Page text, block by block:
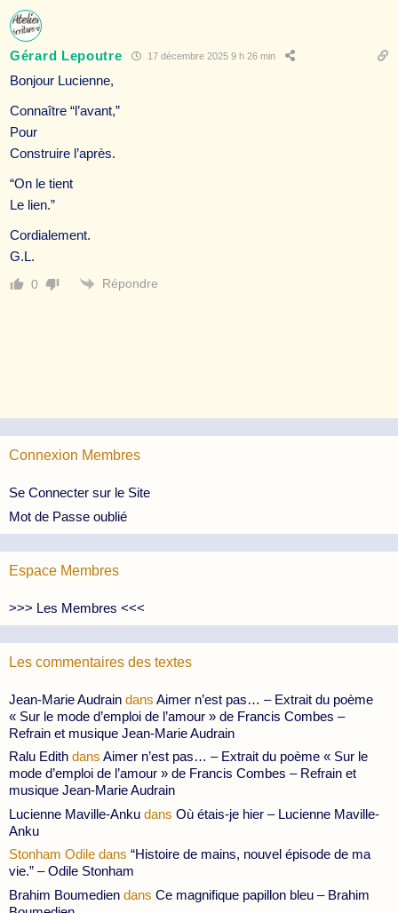
Gérard Lepoutre 17 décembre 2025 9 h 26 min
Bonjour Lucienne,
Connaître “l’avant,”
Pour
Construire l’après.
“On le tient
Le lien.”
Cordialement.
G.L.
0 Répondre
Connexion Membres
Se Connecter sur le Site
Mot de Passe oublié
Espace Membres
>>> Les Membres <<<
Les commentaires des textes
Jean-Marie Audrain dans Aimer n’est pas… – Extrait du poème
« Sur le mode d’emploi de l’amour » de Francis Combes –
Refrain et musique Jean-Marie Audrain
Ralu Edith dans Aimer n’est pas… – Extrait du poème « Sur le
mode d’emploi de l’amour » de Francis Combes – Refrain et
musique Jean-Marie Audrain
Lucienne Maville-Anku dans Où étais-je hier – Lucienne Maville-
Anku
Stonham Odile dans “Histoire de mains, nouvel épisode de ma
vie.” – Odile Stonham
Brahim Boumedien dans Ce magnifique papillon bleu – Brahim